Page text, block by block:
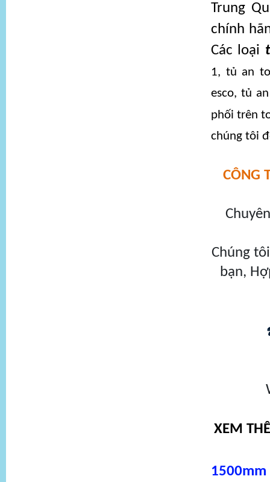
Trung
chính
Các loại
1, tủ an
esco, tủ
phối trên
chúng tôi
CÔNG
Chúng
bạn,
XEM